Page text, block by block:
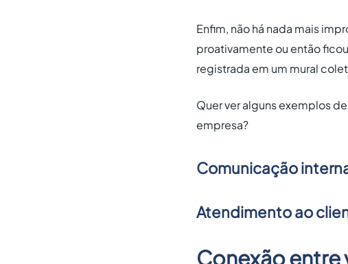
Enfim, não há nada mais
proativamente ou então
registrada em um mural
Quer ver alguns exemplos
empresa?
Comunicação
Atendimento ao
Conexão entre